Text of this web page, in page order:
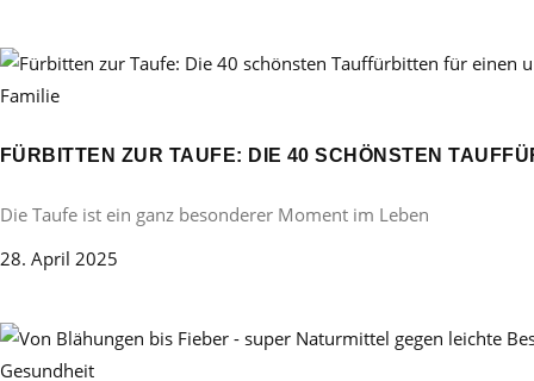
Familie
FÜRBITTEN ZUR TAUFE: DIE 40 SCHÖNSTEN
Die Taufe ist ein ganz besonderer Moment im Leben
28. April 2025
Gesundheit